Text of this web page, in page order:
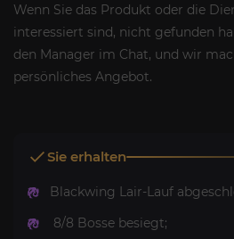
Wenn Sie das Produkt oder die
interessiert sind, nicht gefunden
den Manager im Chat, und wir
persönliches Angebot.
Sie erhalten
Blackwing Lair-Lauf
8/8 Bosse besiegt;